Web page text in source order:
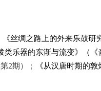
《丝绸之路上的外来乐鼓研
类乐器的东渐与流变》（《
2期）；
《从汉唐时期的